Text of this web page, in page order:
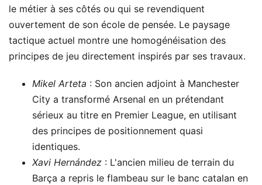
le métier à ses côtés ou qui se revendiquent
ouvertement de son école de pensée. Le paysage
tactique actuel montre une homogénéisation des
principes de jeu directement inspirés par ses travaux.
Mikel Arteta : Son ancien adjoint à Manchester
City a transformé Arsenal en un prétendant
sérieux au titre en Premier League, en utilisant
des principes de positionnement quasi
identiques.
Xavi Hernández : L'ancien milieu de terrain du
Barça a repris le flambeau sur le banc catalan en